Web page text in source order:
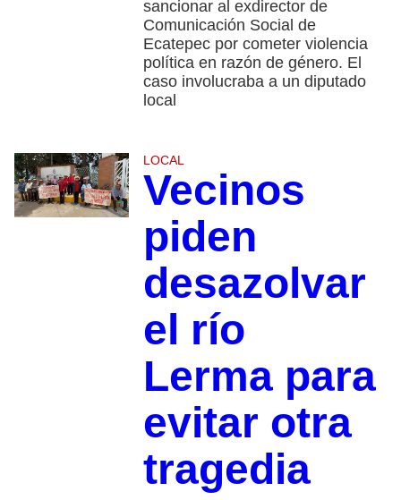
sancionar al exdirector de
Comunicación Social de
Ecatepec por cometer violencia
política en razón de género. El
caso involucraba a un diputado
local
LOCAL
Vecinos
piden
desazolvar
el río
Lerma para
evitar otra
tragedia